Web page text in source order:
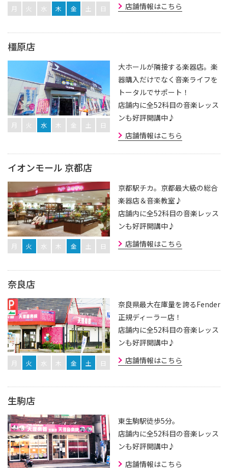
月 火 水 木 金 土 日
店舗情報はこちら
橿原店
月 火 水 木 金 土 日
大ホールが隣接する楽器店。楽
器購入だけでなく音楽ライフを
トータルでサポート！
店舗内に全52科目の音楽レッス
ンも好評開講中♪
店舗情報はこちら
イオンモール 京都店
月 火 水 木 金 土 日
京都駅チカ。京都最大級の総合
楽器店＆音楽教室♪
店舗内に全52科目の音楽レッス
ンも好評開講中♪
店舗情報はこちら
奈良店
月 火 水 木 金 土 日
奈良県最大在庫量を誇るFender
正規ディーラー店！
店舗内に全52科目の音楽レッス
ンも好評開講中♪
店舗情報はこちら
生駒店
東生駒駅徒歩5分。
店舗内に全52科目の音楽レッス
ンも好評開講中♪
店舗情報はこちら